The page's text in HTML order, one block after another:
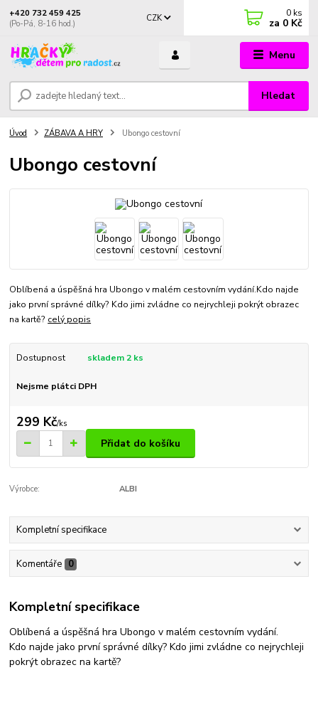
Menu
CZK
Hledat
+420 732 459 425
(Po-Pá, 8-16 hod.)
0 ks
za 0 Kč
Úvod ZÁBAVA A HRY Ubongo cestovní
Ubongo cestovní
Oblíbená a úspěšná hra Ubongo v malém cestovním vydání.Kdo najde
jako první správné dílky? Kdo jimi zvládne co nejrychleji pokrýt obrazec
na kartě? celý popis
Dostupnost skladem 2 ks
Nejsme plátci DPH
299 Kč/ks
Přidat do košíku
Výrobce: ALBI
Kompletní specifikace
Komentáře 0
Kompletní specifikace
Oblíbená a úspěšná hra Ubongo v malém cestovním vydání.
Kdo najde jako první správné dílky? Kdo jimi zvládne co nejrychleji
pokrýt obrazec na kartě?